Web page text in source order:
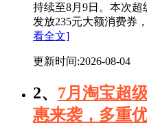
持续至8月9日。本次超
发放235元大额消费券
看全文]
更新时间:2026-08-04
2、 7月淘宝超
惠来袭，多重